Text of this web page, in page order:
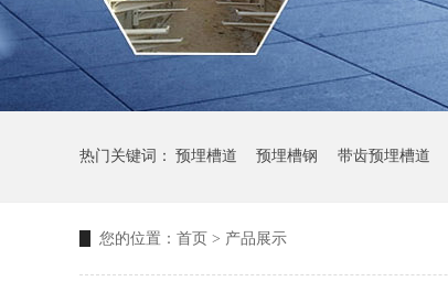
热门关键词： 预埋槽道 预埋槽钢 带齿预埋槽道
您的位置： 首页 > 产品展示